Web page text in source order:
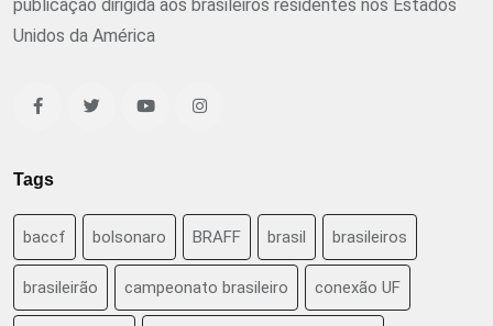
publicação dirigida aos brasileiros residentes nos Estados
Unidos da América
Tags
baccf bolsonaro BRAFF brasil brasileiros
brasileirão campeonato brasileiro conexão UF